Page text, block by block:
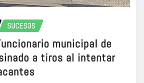
SUCESOS
municipal de
a tiros al intentar